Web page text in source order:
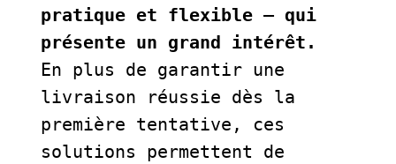
pratique et flexible – qui
En plus de garantir une
livraison réussie dès la
première tentative, ces
solutions permettent de